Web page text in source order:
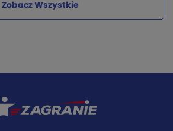
Zobacz Wszystkie